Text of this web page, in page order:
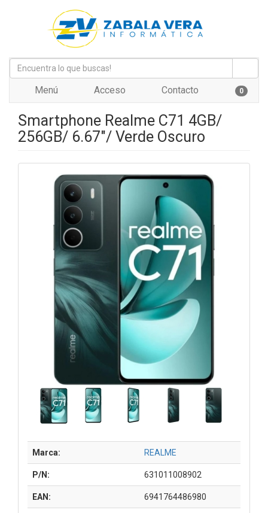
Menú Acceso Contacto 0
Smartphone Realme C71 4GB/
256GB/ 6.67"/ Verde Oscuro
Marca: REALME
P/N: 631011008902
EAN: 6941764486980